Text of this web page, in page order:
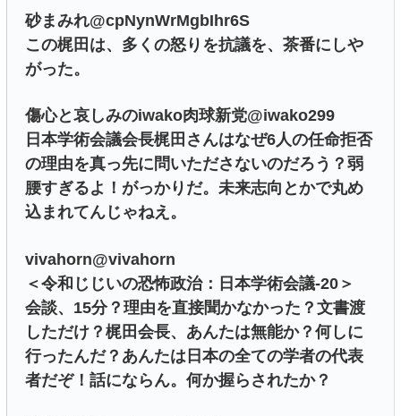
砂まみれ@cpNynWrMgbIhr6S
この梶田は、多くの怒りを抗議を、茶番にしや
がった。
傷心と哀しみのiwako肉球新党@iwako299
日本学術会議会長梶田さんはなぜ6人の任命拒否
の理由を真っ先に問いたださないのだろう？弱
腰すぎるよ！がっかりだ。未来志向とかで丸め
込まれてんじゃねえ。
vivahorn@vivahorn
＜令和じじいの恐怖政治：日本学術会議-20＞
会談、15分？理由を直接聞かなかった？文書渡
しただけ？梶田会長、あんたは無能か？何しに
行ったんだ？あんたは日本の全ての学者の代表
者だぞ！話にならん。何か握らされたか？